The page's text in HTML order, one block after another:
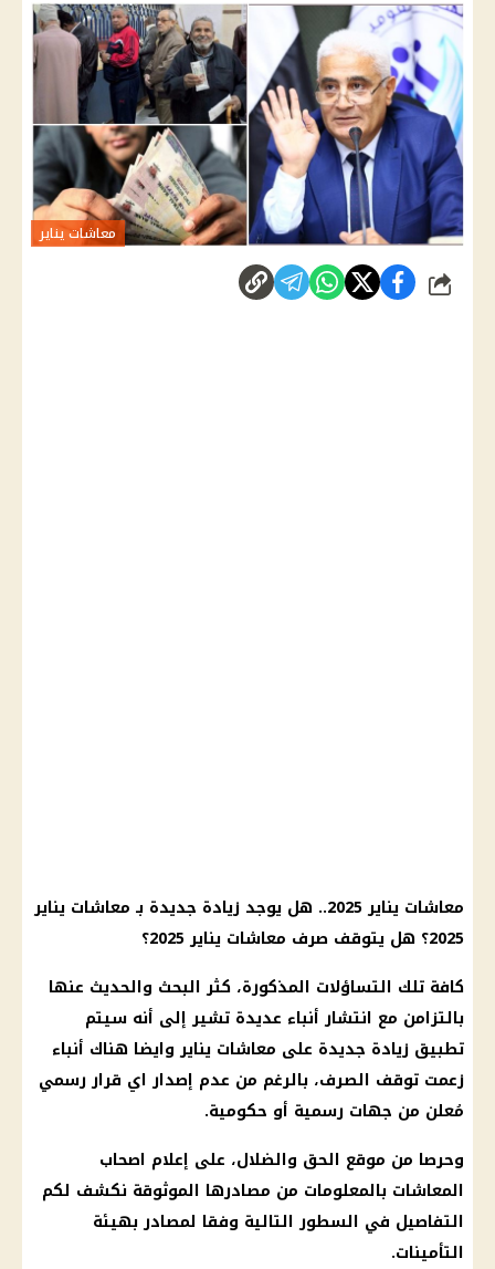
معاشات يناير
شارك
معاشات يناير 2025 .. هل يوجد زيادة جديدة بـ معاشات يناير
2025؟ هل يتوقف صرف معاشات يناير 2025
؟
كافة تلك التساؤلات المذكورة، كثر البحث والحديث عنها
بالتزامن مع انتشار أنباء عديدة تشير إلى أنه سيتم
تطبيق زيادة جديدة على معاشات ينايروايضا هناك أنباء
زعمت توقف الصرف، بالرغم من عدم إصدار اي قرار رسمي
مُعلن من جهات رسمية أو حكومية.
وحرصا من موقع الحق والضلال، على إعلام اصحاب
المعاشات بالمعلومات من مصادرها الموثوقة نكشف لكم
التفاصيل في السطور التالية وفقا لمصادر بهيئة
التأمينات.